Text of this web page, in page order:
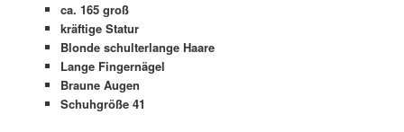
ca. 165 groß
kräftige Statur
Blonde schulterlange Haare
Lange Fingernägel
Braune Augen
Schuhgröße 41